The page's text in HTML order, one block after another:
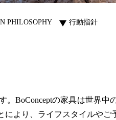
PHILOSOPHY 行動指針
BoConceptの家具は世界
より、ライフスタイルやご